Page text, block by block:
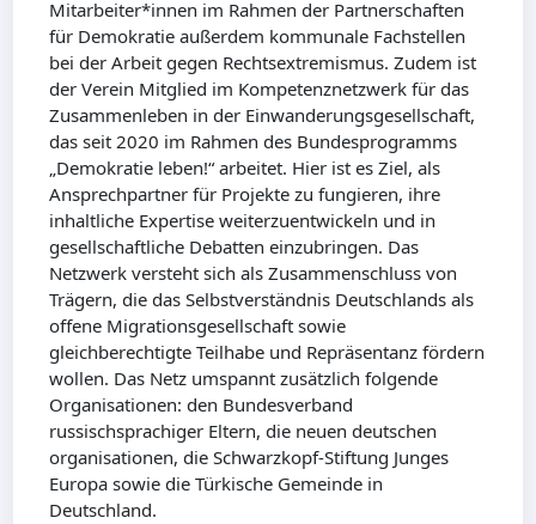
Mitarbeiter*innen im Rahmen der Partnerschaften
für Demokratie außerdem kommunale Fachstellen
bei der Arbeit gegen Rechtsextremismus. Zudem ist
der Verein Mitglied im Kompetenznetzwerk für das
Zusammenleben in der Einwanderungsgesellschaft,
das seit 2020 im Rahmen des Bundesprogramms
„Demokratie leben!“ arbeitet. Hier ist es Ziel, als
Ansprechpartner für Projekte zu fungieren, ihre
inhaltliche Expertise weiterzuentwickeln und in
gesellschaftliche Debatten einzubringen. Das
Netzwerk versteht sich als Zusammenschluss von
Trägern, die das Selbstverständnis Deutschlands als
offene Migrationsgesellschaft sowie
gleichberechtigte Teilhabe und Repräsentanz fördern
wollen. Das Netz umspannt zusätzlich folgende
Organisationen: den Bundesverband
russischsprachiger Eltern, die neuen deutschen
organisationen, die Schwarzkopf-Stiftung Junges
Europa sowie die Türkische Gemeinde in
Deutschland.